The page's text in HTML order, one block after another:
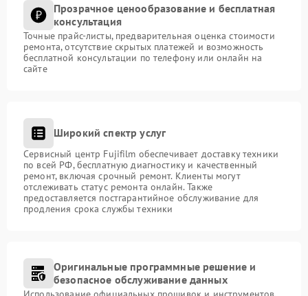
Прозрачное ценообразование и бесплатная
консультация
Точные прайс-листы, предварительная оценка стоимости
ремонта, отсутствие скрытых платежей и возможность
бесплатной консультации по телефону или онлайн на
сайте
Широкий спектр услуг
Сервисный центр Fujifilm обеспечивает доставку техники
по всей РФ, бесплатную диагностику и качественный
ремонт, включая срочный ремонт. Клиенты могут
отслеживать статус ремонта онлайн. Также
предоставляется постгарантийное обслуживание для
продления срока службы техники
Оригинальные программные решение и
безопасное обслуживание данных